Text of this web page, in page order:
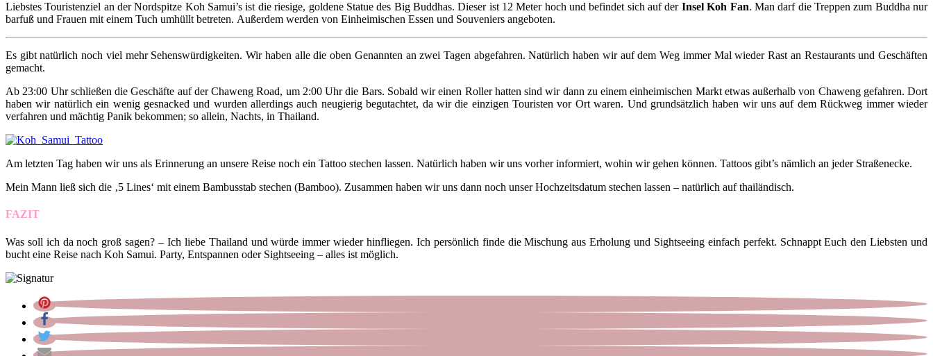
Liebstes Touristenziel an der Nordspitze Koh Samui’s ist die riesige, goldene Statue des Big Buddhas. Dieser ist 12 Meter hoch und befindet sich auf der Insel Koh Fan. Man darf die Treppen zum Buddha nur
barfuß und Frauen mit einem Tuch umhüllt betreten. Außerdem werden von Einheimischen Essen und Souveniers angeboten.
Es gibt natürlich noch viel mehr Sehenswürdigkeiten. Wir haben alle die oben Genannten an zwei Tagen abgefahren. Natürlich haben wir auf dem Weg immer Mal wieder Rast an Restaurants und Geschäften
gemacht.
Ab 23:00 Uhr schließen die Geschäfte auf der Chaweng Road, um 2:00 Uhr die Bars. Sobald wir einen Roller hatten sind wir dann zu einem einheimischen Markt etwas außerhalb von Chaweng gefahren. Dort
haben wir natürlich ein wenig gesnacked und wurden allerdings auch neugierig begutachtet, da wir die einzigen Touristen vor Ort waren. Und grundsätzlich haben wir uns auf dem Rückweg immer wieder
verfahren und mächtig Panik bekommen; so allein, Nachts, in Thailand.
Am letzten Tag haben wir uns als Erinnerung an unsere Reise noch ein Tattoo stechen lassen. Natürlich haben wir uns vorher informiert, wohin wir gehen können. Tattoos gibt’s nämlich an jeder Straßenecke.
Mein Mann ließ sich die ‚5 Lines‘ mit einem Bambusstab stechen (Bamboo). Zusammen haben wir uns dann noch unser Hochzeitsdatum stechen lassen – natürlich auf thailändisch.
FAZIT
Was soll ich da noch groß sagen? – Ich liebe Thailand und würde immer wieder hinfliegen. Ich persönlich finde die Mischung aus Erholung und Sightseeing einfach perfekt. Schnappt Euch den Liebsten und
bucht eine Reise nach Koh Samui. Party, Entspannen oder Sightseeing – alles ist möglich.